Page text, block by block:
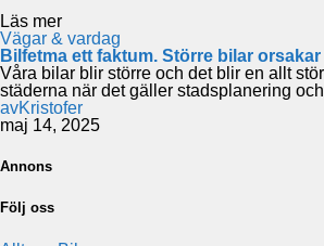
Läs mer
Vägar & vardag
Bilfetma ett faktum. Större bilar
Våra bilar blir större och det blir en allt
städerna när det gäller stadsplanering
avKristofer
maj 14, 2025
Annons
Följ oss